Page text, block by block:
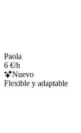
Paola
6 €/h
Nuevo
Flexible y adaptable